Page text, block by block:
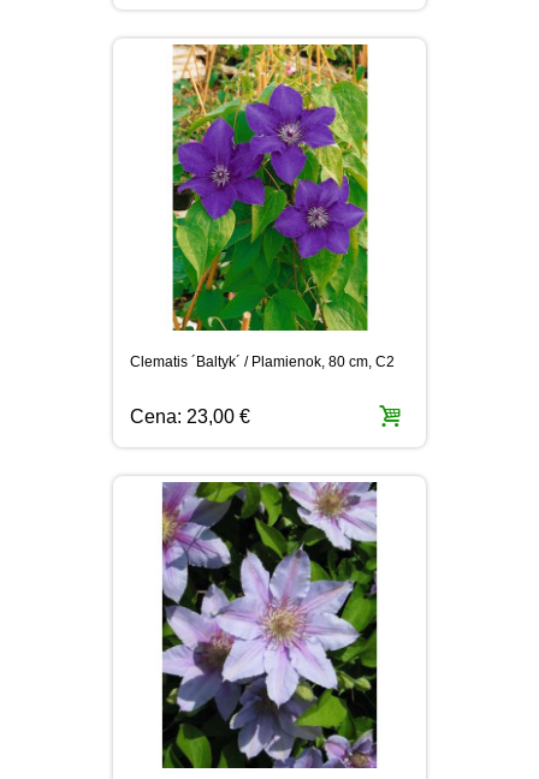
Clematis ´Baltyk´ / Plamienok, 80 cm, C2
Cena: 23,00 €